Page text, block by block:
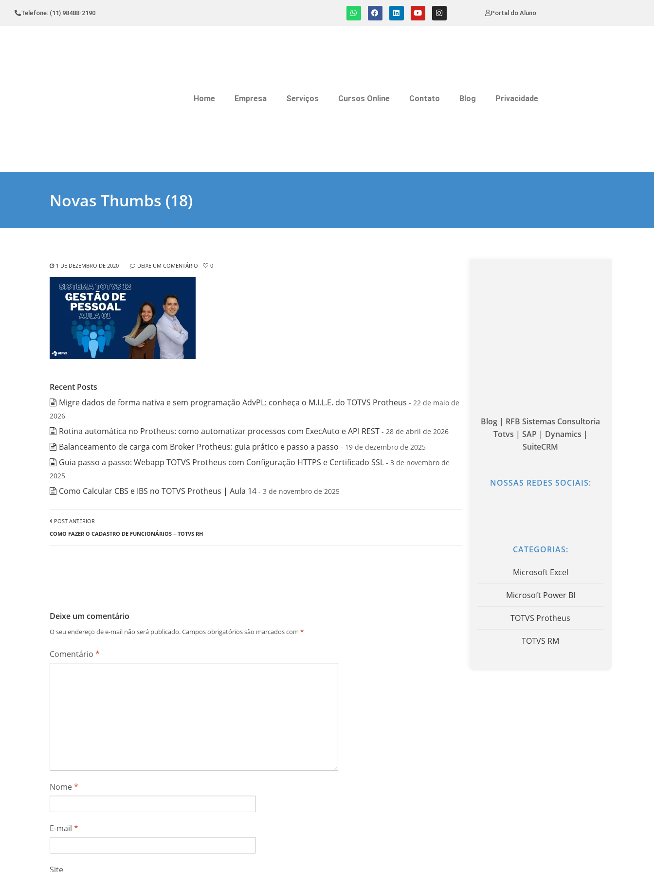
Telefone: (11) 98488-2190 Portal do Aluno
Home Empresa Serviços Cursos Online Contato Blog Privacidade
Novas Thumbs (18)
1 DE DEZEMBRO DE 2020 DEIXE UM COMENTÁRIO 0
Recent Posts
Migre dados de forma nativa e sem programação AdvPL: conheça o M.I.L.E. do TOTVS Protheus - 22 de maio de
2026
Rotina automática no Protheus: como automatizar processos com ExecAuto e API REST - 28 de abril de 2026
Balanceamento de carga com Broker Protheus: guia prático e passo a passo - 19 de dezembro de 2025
Guia passo a passo: Webapp TOTVS Protheus com Configuração HTTPS e Certificado SSL - 3 de novembro de
2025
Como Calcular CBS e IBS no TOTVS Protheus | Aula 14 - 3 de novembro de 2025
POST ANTERIOR
COMO FAZER O CADASTRO DE FUNCIONÁRIOS – TOTVS RH
Deixe um comentário
O seu endereço de e-mail não será publicado.Campos obrigatórios são marcados com *
Comentário *
Nome*
E-mail *
Site
Blog | RFB Sistemas Consultoria
Totvs | SAP | Dynamics |
SuiteCRM
NOSSAS REDES SOCIAIS:
CATEGORIAS:
Microsoft Excel
Microsoft Power BI
TOTVS Protheus
TOTVS RM